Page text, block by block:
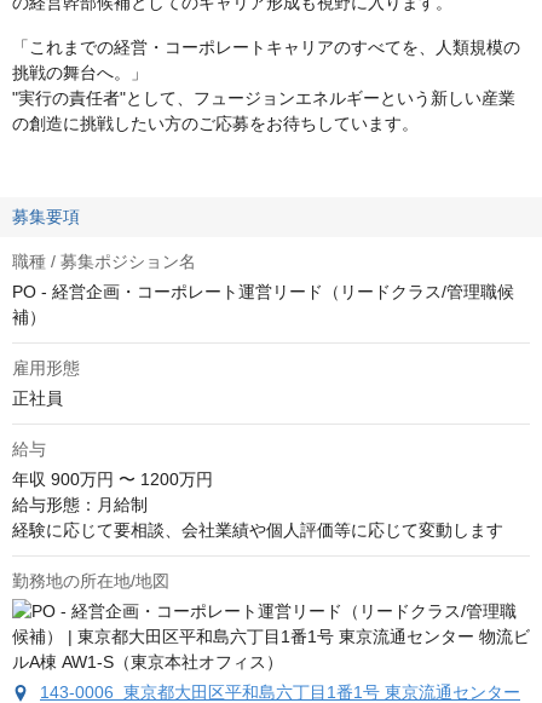
「これまでの経営・コーポレートキャリアのすべてを、人類規模の
挑戦の舞台へ。」
"実行の責任者"として、フュージョンエネルギーという新しい産業
の創造に挑戦したい方のご応募をお待ちしています。
募集要項
職種 / 募集ポジション名
PO - 経営企画・コーポレート運営リード（リードクラス/管理職候
補）
雇用形態
正社員
給与
年収 900万円 〜 1200万円
給与形態：月給制
経験に応じて要相談、会社業績や個人評価等に応じて変動します
勤務地の所在地/地図
143-0006 東京都大田区平和島六丁目1番1号 東京流通センター